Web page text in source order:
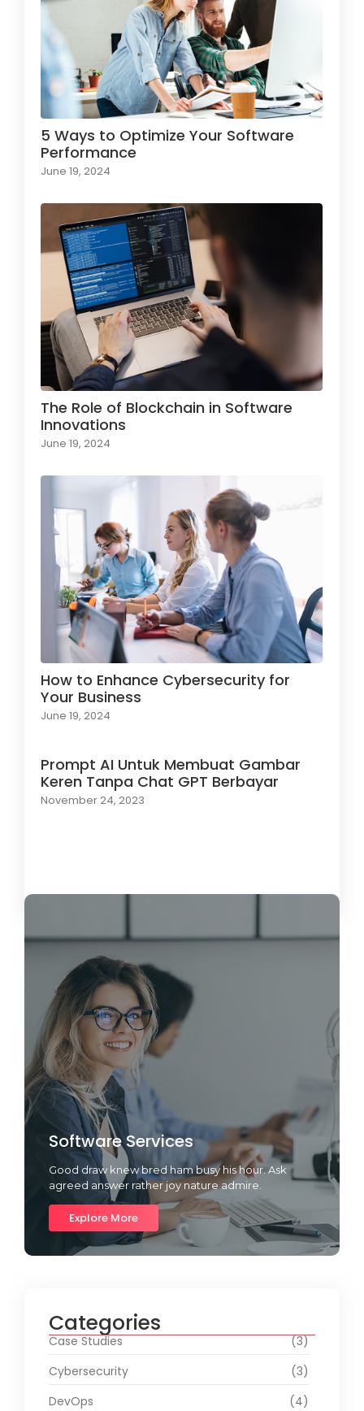
5 Ways to Optimize Your Software
Performance
June 19, 2024
The Role of Blockchain in Software
Innovations
June 19, 2024
How to Enhance Cybersecurity for
Your Business
June 19, 2024
Prompt AI Untuk Membuat Gambar
Keren Tanpa Chat GPT Berbayar
November 24, 2023
Software Services
Good draw knew bred ham busy his hour. Ask
agreed answer rather joy nature admire.
Explore More
Categories
Case Studies
(3)
Cybersecurity
(3)
DevOps
(4)